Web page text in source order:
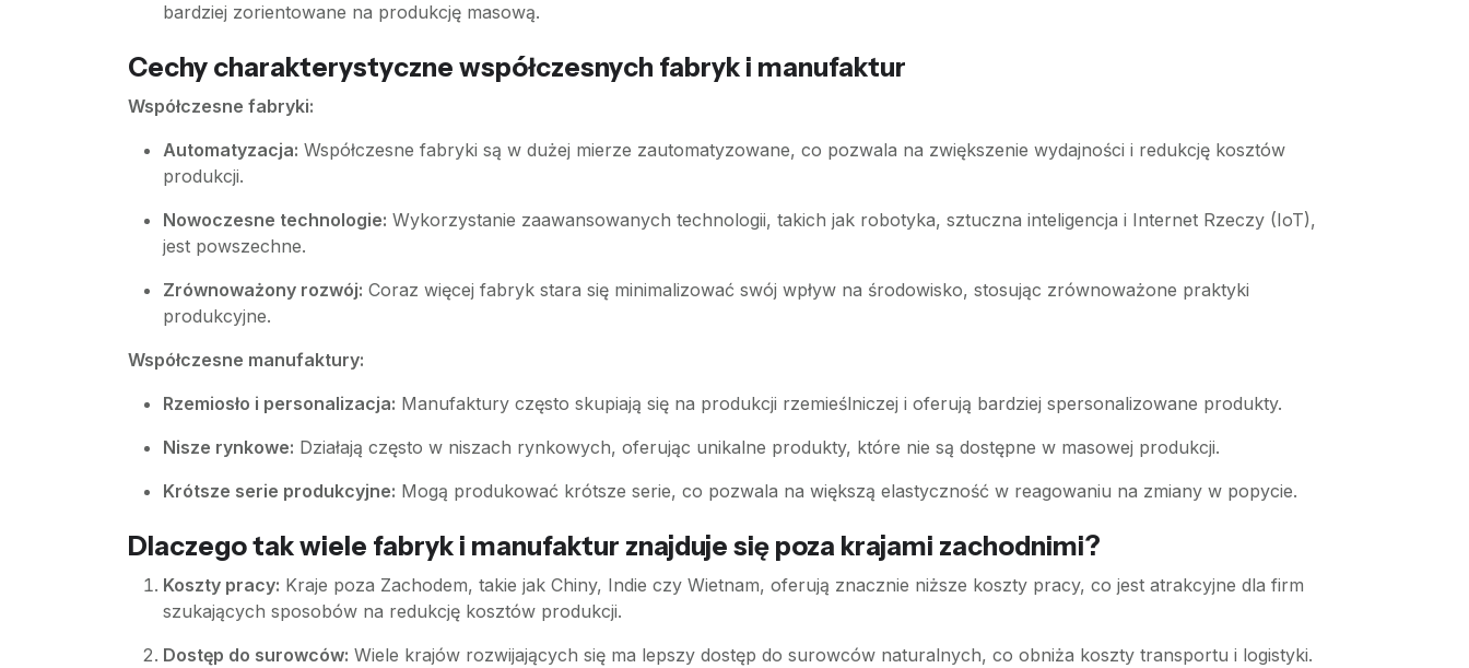
bardziej zorientowane na produkcję masową.
Cechy charakterystyczne współczesnych fabryk i manufaktur
Współczesne fabryki:
Automatyzacja: Współczesne fabryki są w dużej mierze zautomatyzowane, co pozwala na zwiększenie wydajności i redukcję kosztów
produkcji.
Nowoczesne technologie: Wykorzystanie zaawansowanych technologii, takich jak robotyka, sztuczna inteligencja i Internet Rzeczy (IoT),
jest powszechne.
Zrównoważony rozwój: Coraz więcej fabryk stara się minimalizować swój wpływ na środowisko, stosując zrównoważone praktyki
produkcyjne.
Współczesne manufaktury:
Rzemiosło i personalizacja: Manufaktury często skupiają się na produkcji rzemieślniczej i oferują bardziej spersonalizowane produkty.
Nisze rynkowe: Działają często w niszach rynkowych, oferując unikalne produkty, które nie są dostępne w masowej produkcji.
Krótsze serie produkcyjne: Mogą produkować krótsze serie, co pozwala na większą elastyczność w reagowaniu na zmiany w popycie.
Dlaczego tak wiele fabryk i manufaktur znajduje się poza krajami zachodnimi?
Koszty pracy: Kraje poza Zachodem, takie jak Chiny, Indie czy Wietnam, oferują znacznie niższe koszty pracy, co jest atrakcyjne dla firm
szukających sposobów na redukcję kosztów produkcji.
Dostęp do surowców: Wiele krajów rozwijających się ma lepszy dostęp do surowców naturalnych, co obniża koszty transportu i logistyki.